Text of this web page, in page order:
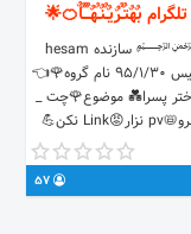
بٌهٌتٌـٌرٌیٌـٌنٌـٌهٌـٌـٌـٌاٌ🍊🌟
﷽ سازنده hesam
Baran تأسیس 95/1/30 نام گروه🌹👈
پسرا💑 موضوع🌹چت _
پست😍 نرو📛pv نزار‌😡Link نکن💪
Dava نکن🚫Tohin بکن💬chat
نزار🔞harfaie بکن👫add